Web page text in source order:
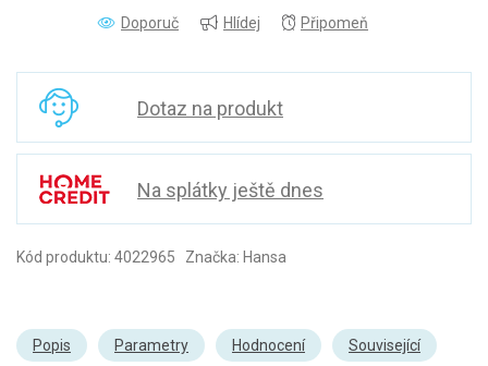
Doporuč
Hlídej Připomeň
Dotaz na produkt
Na splátky ještě dnes
Kód produktu: 4022965 Značka: Hansa
Popis Parametry Hodnocení Související